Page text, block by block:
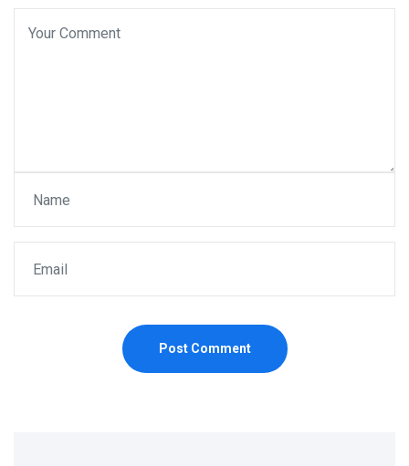
Post Comment